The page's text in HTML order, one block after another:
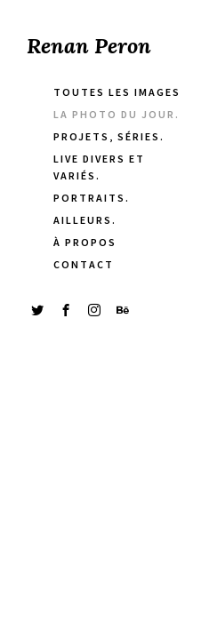
Renan Peron
TOUTES LES IMAGES
LA PHOTO DU JOUR.
PROJETS, SÉRIES.
LIVE DIVERS ET
VARIÉS.
PORTRAITS.
AILLEURS.
À PROPOS
CONTACT